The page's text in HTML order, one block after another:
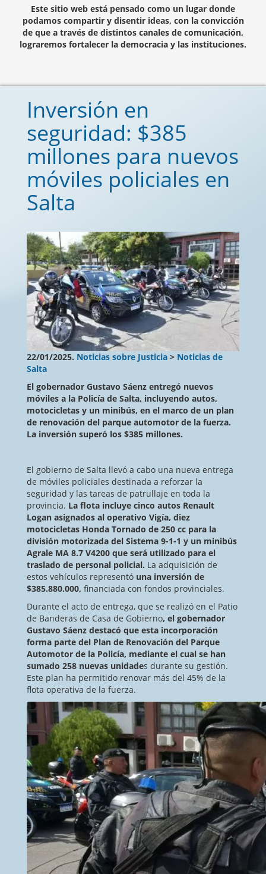
Este sitio web está pensado como un lugar donde
podamos compartir y disentir ideas, con la convicción
de que a través de distintos canales de comunicación,
lograremos fortalecer la democracia y las instituciones.
Inversión en
seguridad: $385
millones para nuevos
móviles policiales en
Salta
22/01/2025. Noticias sobre Justicia > Noticias de
Salta
El gobernador Gustavo Sáenz entregó nuevos
móviles a la Policía de Salta, incluyendo autos,
motocicletas y un minibús, en el marco de un plan
de renovación del parque automotor de la fuerza.
La inversión superó los $385 millones.
El gobierno de Salta llevó a cabo una nueva entrega
de móviles policiales destinada a reforzar la
seguridad y las tareas de patrullaje en toda la
provincia. La flota incluye cinco autos Renault
Logan asignados al operativo Vigía, diez
motocicletas Honda Tornado de 250 cc para la
división motorizada del Sistema 9-1-1 y un minibús
Agrale MA 8.7 V4200 que será utilizado para el
traslado de personal policial. La adquisición de
estos vehículos representó una inversión de
$385.880.000, financiada con fondos provinciales.
Durante el acto de entrega, que se realizó en el Patio
de Banderas de Casa de Gobierno, el gobernador
Gustavo Sáenz destacó que esta incorporación
forma parte del Plan de Renovación del Parque
Automotor de la Policía, mediante el cual se han
sumado 258 nuevas unidades durante su gestión.
Este plan ha permitido renovar más del 45% de la
flota operativa de la fuerza.